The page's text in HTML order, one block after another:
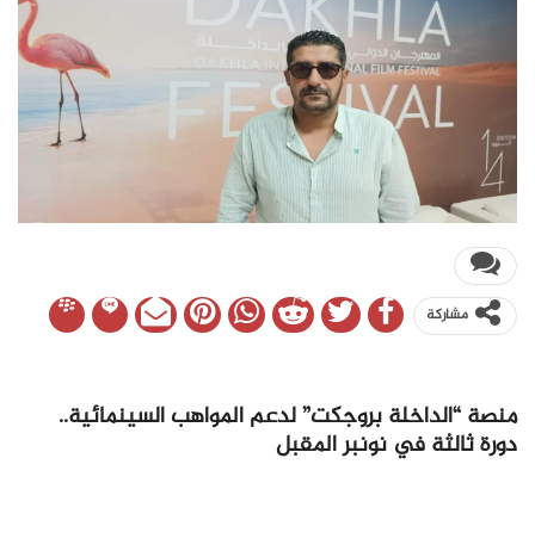
مشاركة
منصة “الداخلة بروجكت” لدعم المواهب السينمائية..
دورة ثالثة في نونبر المقبل